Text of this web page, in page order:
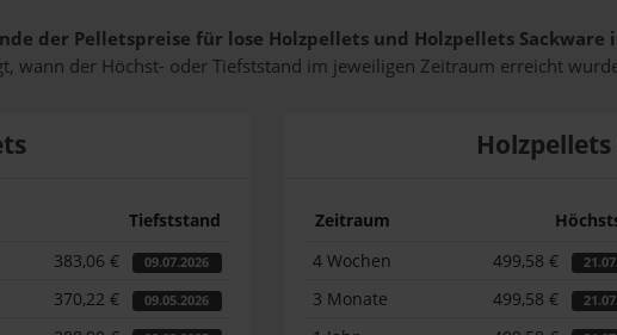
der Pelletspreise für lose Holzpellets und Holzpellets Sackware
wann der Höchst- oder Tiefststand im jeweiligen Zeitraum erreicht
Tiefststand
383,06 € 09.07.2026
370,22 € 09.05.2026
Zeitraum
4 Wochen
499,58 €
3 Monate 499,58 €